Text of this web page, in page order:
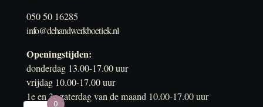
050 50 16285
info@dehandwerkboetiek.nl
Openingstijden:
donderdag 13.00-17.00 uur
vrijdag 10.00-17.00 uur
1e en 3e zaterdag van de maand 10.00-17.00 uur
0